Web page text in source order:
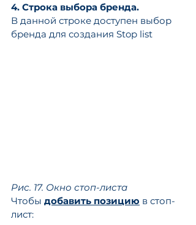
4. Строка выбора бренда.
В данной строке доступен выбор
бренда для создания Stop list
Рис. 17. Окно стоп-листа
Чтобы добавить позицию в стоп-
лист: